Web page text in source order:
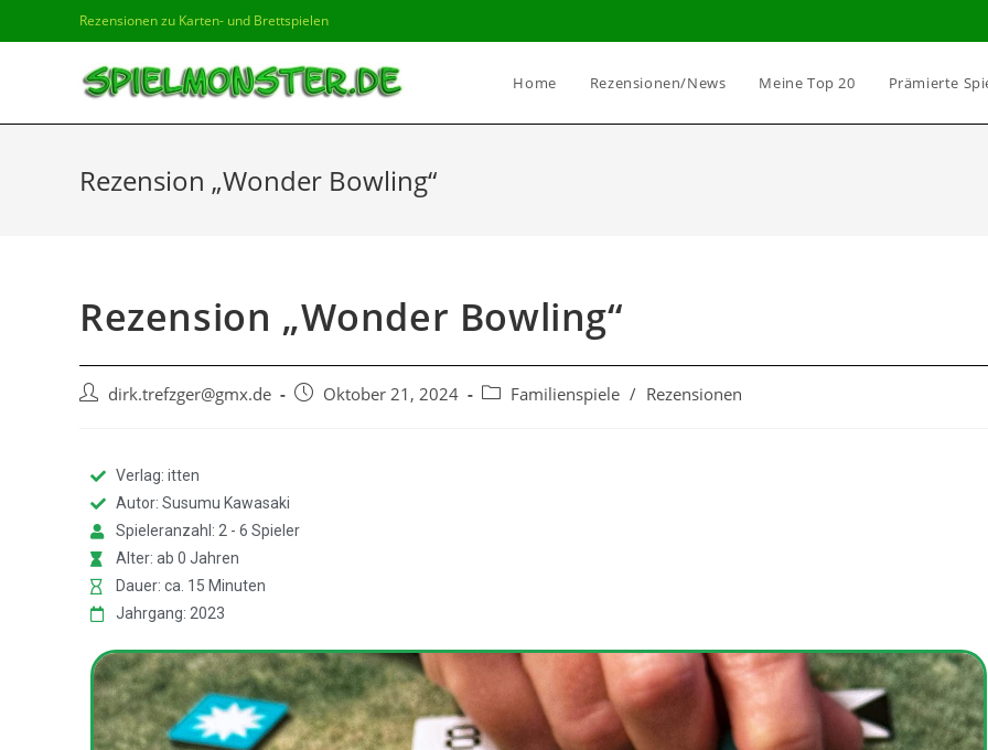
Rezensionen zu Karten- und Brettspielen
Home Rezensionen/News Meine Top 20 Prämierte
Rezension „Wonder Bowling“
Rezension „Wonder Bowling“
dirk.trefzger@gmx.de Oktober 21, 2024 Familienspiele / Rezensionen
Verlag: itten
Autor: Susumu Kawasaki
Spieleranzahl: 2 - 6 Spieler
Alter: ab 0 Jahren
Dauer: ca. 15 Minuten
Jahrgang: 2023